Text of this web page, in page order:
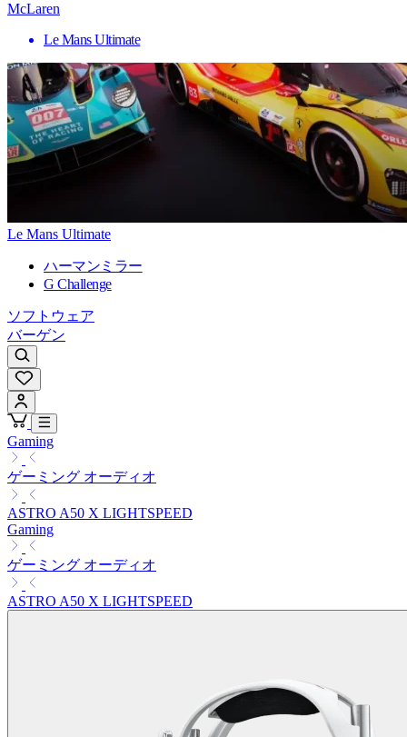
McLaren
Le Mans Ultimate
Le Mans Ultimate
ハーマンミラー
G Challenge
ソフトウェア
バーゲン
Gaming
ゲーミング オーディオ
ASTRO A50 X LIGHTSPEED
Gaming
ゲーミング オーディオ
ASTRO A50 X LIGHTSPEED